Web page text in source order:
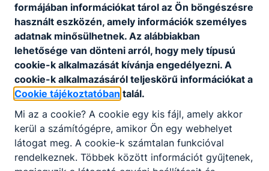
Gépgyártás-technológiai technikus
Tovább
formájában információkat tárol az Ön böngészésre
használt eszközén, amely információk személyes
adatnak minősülhetnek. Az alábbiakban
lehetősége van dönteni arról, hogy mely típusú
cookie-k alkalmazását kívánja engedélyezni. A
cookie-k alkalmazásáról teljeskörű információkat a
Cookie tájékoztatóban talál.
Mi az a cookie? A cookie egy kis fájl, amely akkor
kerül a számítógépre, amikor Ön egy webhelyet
látogat meg. A cookie-k számtalan funkcióval
rendelkeznek. Többek között információt gyűjtenek,